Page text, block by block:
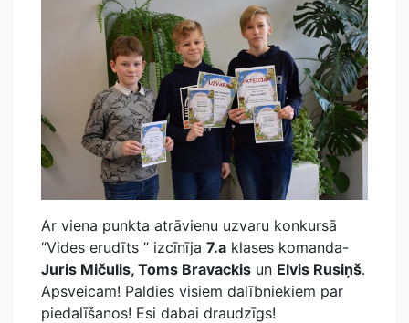
Ar viena punkta atrāvienu uzvaru konkursā
“Vides erudīts ” izcīnīja 7.a klases komanda-
Juris Mičulis, Toms Bravackis un Elvis Rusiņš.
Apsveicam! Paldies visiem dalībniekiem par
piedalīšanos! Esi dabai draudzīgs!